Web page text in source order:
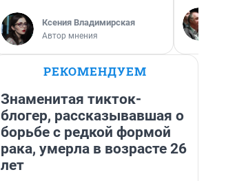
Ксения Владимирская
Автор мнения
РЕКОМЕНДУЕМ
Знаменитая тикток-
блогер, рассказывавшая о
борьбе с редкой формой
рака, умерла в возрасте 26
лет